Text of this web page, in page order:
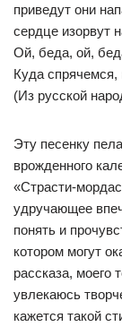
приведут они
сердце изорвут
Ой, беда, ой,
Куда спрячемся,
(Из русской
Эту песенку
врожденного
«Страсти-
удручающее
понять и
котором могут
рассказа, моего
увлекаюсь
кажется такой